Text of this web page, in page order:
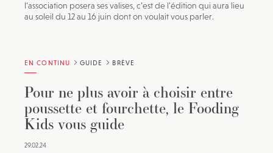
l’association posera ses valises, c’est de l’édition qui aura lieu
au soleil du 12 au 16 juin dont on voulait vous parler.
EN CONTINU GUIDE BRÈVE
Pour ne plus avoir à choisir entre
poussette et fourchette, le Fooding
Kids vous guide
29.02.24